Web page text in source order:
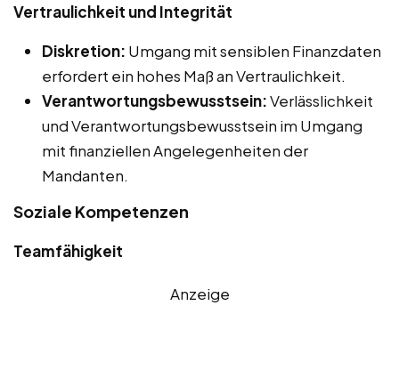
Vertraulichkeit und Integrität
Diskretion: Umgang mit sensiblen Finanzdaten
erfordert ein hohes Maß an Vertraulichkeit.
Verantwortungsbewusstsein:Verlässlichkeit
und Verantwortungsbewusstsein im Umgang
mit finanziellen Angelegenheiten der
Mandanten.
Soziale Kompetenzen
Teamfähigkeit
Anzeige